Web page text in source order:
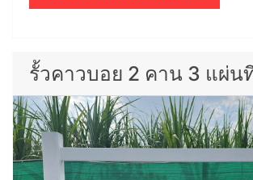
รั้วคาวบอย 2 คาน 3 แผ่น